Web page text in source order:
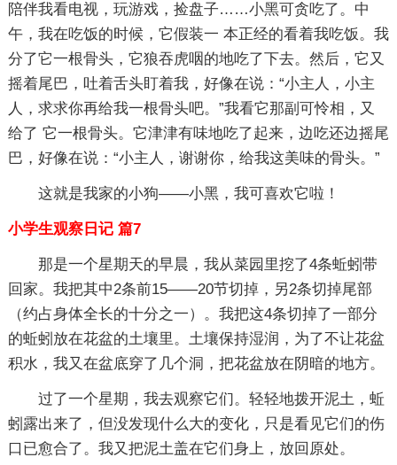
陪伴我看电视，玩游戏，捡盘子……小黑可贪吃了。中
午，我在吃饭的时候，它假装一 本正经的看着我吃饭。我
分了它一根骨头，它狼吞虎咽的地吃了下去。然后，它又
摇着尾巴，吐着舌头盯着我，好像在说：“小主人，小主
人，求求你再给我一根骨头吧。”我看它那副可怜相，又
给了 它一根骨头。它津津有味地吃了起来，边吃还边摇尾
巴，好像在说：“小主人，谢谢你，给我这美味的骨头。”
这就是我家的小狗——小黑，我可喜欢它啦！
小学生观察日记 篇7
那是一个星期天的早晨，我从菜园里挖了4条蚯蚓带
回家。我把其中2条前15——20节切掉，另2条切掉尾部
（约占身体全长的十分之一）。我把这4条切掉了一部分
的蚯蚓放在花盆的土壤里。土壤保持湿润，为了不让花盆
积水，我又在盆底穿了几个洞，把花盆放在阴暗的地方。
过了一个星期，我去观察它们。轻轻地拨开泥土，蚯
蚓露出来了，但没发现什么大的变化，只是看见它们的伤
口已愈合了。我又把泥土盖在它们身上，放回原处。